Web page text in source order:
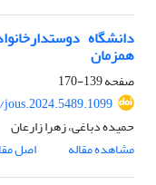
دانشگاه
همزمان
صفحه139-170
حمیده دباغی، زهرا زارعان
مشاهده مقاله
اصل